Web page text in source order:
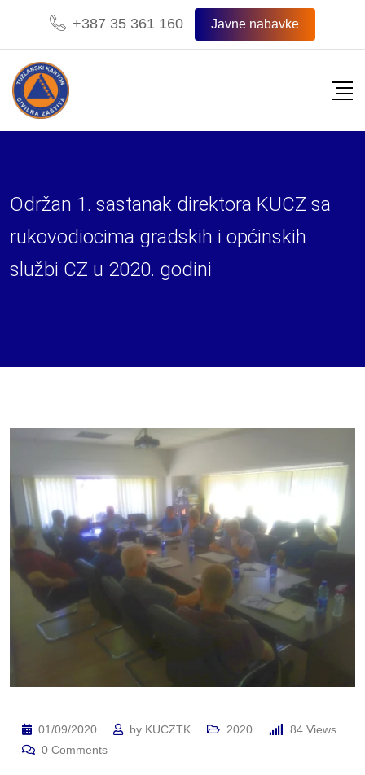
content
+387 35 361 160 Javne nabavke
Održan 1. sastanak direktora KUCZ sa
rukovodiocima gradskih i općinskih
službi CZ u 2020. godini
01/09/2020 by KUCZTK 2020 84 Views
0 Comments